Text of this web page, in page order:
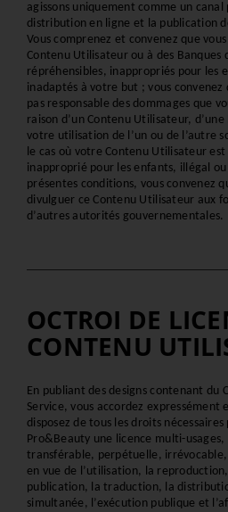
agissons uniquement comme un canal
distribution en ligne et la publication
Vous comprenez et convenez que
Contenu Utilisateur ou à des Banques
répréhensibles, inappropriés pour les
inadaptés à votre but ; vous convenez
pas responsable des dommages que
raison d’un Contenu Utilisateur,
votre utilisation de l’un ou de l’autre
le cas où votre Contenu Utilisateur
inapproprié pour les enfants, illégal
présentes conditions, vous convenez
divulguer ce Contenu Utilisateur aux
d’autres autorités gouvernementales.
OCTROI DE
CONTENU
En publiant des designs contenant du
Service, vous accordez expressément
disposez de tous les droits
Pro&Beauty une licence multi-usages,
transférable, perpétuelle,
en vue de l’utilisation, la
publication, la traduction, la
simultanée, l’exécution publique et